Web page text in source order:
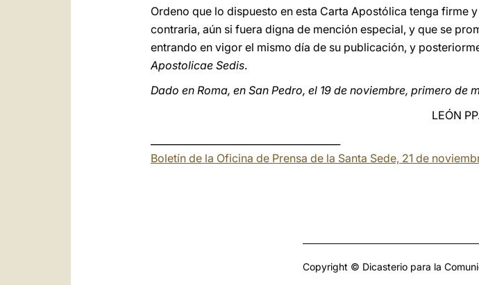
Ordeno que lo dispuesto en esta Carta Apostólica tenga firme
contraria, aún si fuera digna de mención especial, y que se
entrando en vigor el mismo día de su publicación, y
Apostolicae Sedis.
Dado en Roma, en San Pedro, el 19 de noviembre, primero de
LEÓN
Boletín de la Oficina de Prensa de la Santa Sede, 21 de
Copyright © Dicasterio para la